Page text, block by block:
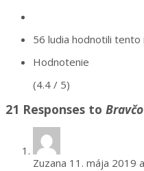
56 ludia hodnotili tento
Hodnotenie
(4.4 / 5)
21 Responses to
Zuzana 11. mája 2019